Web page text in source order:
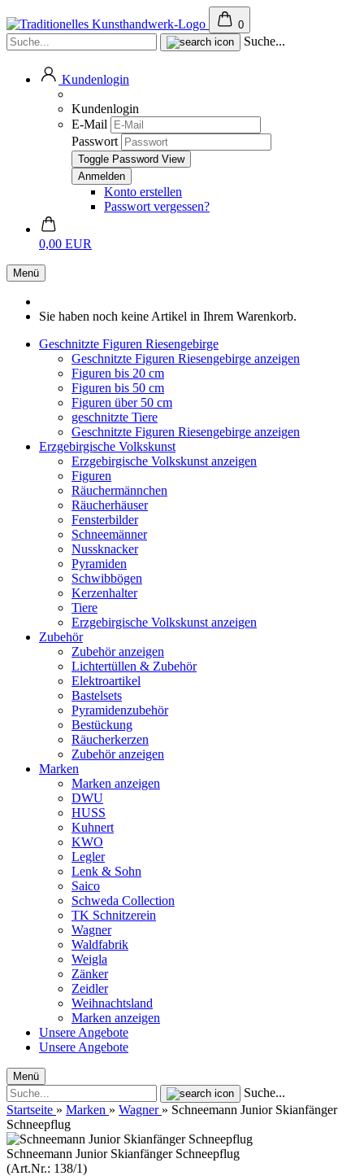
0
Suche...
Kundenlogin
Kundenlogin
E-Mail
Passwort
Toggle Password View
Konto erstellen
Passwort vergessen?
0,00 EUR
Menü
Sie haben noch keine Artikel in Ihrem Warenkorb.
Geschnitzte Figuren Riesengebirge
Geschnitzte Figuren Riesengebirge anzeigen
Figuren bis 20 cm
Figuren bis 50 cm
Figuren über 50 cm
geschnitzte Tiere
Geschnitzte Figuren Riesengebirge anzeigen
Erzgebirgische Volkskunst
Erzgebirgische Volkskunst anzeigen
Figuren
Räuchermännchen
Räucherhäuser
Fensterbilder
Schneemänner
Nussknacker
Pyramiden
Schwibbögen
Kerzenhalter
Tiere
Erzgebirgische Volkskunst anzeigen
Zubehör
Zubehör anzeigen
Lichtertüllen & Zubehör
Elektroartikel
Bastelsets
Pyramidenzubehör
Bestückung
Räucherkerzen
Zubehör anzeigen
Marken
Marken anzeigen
DWU
HUSS
Kuhnert
KWO
Legler
Lenk & Sohn
Saico
Schweda Collection
TK Schnitzerein
Wagner
Waldfabrik
Weigla
Zänker
Zeidler
Weihnachtsland
Marken anzeigen
Unsere Angebote
Unsere Angebote
Menü
Suche...
Startseite » Marken » Wagner » Schneemann Junior Skianfänger
Schneepflug
Schneemann Junior Skianfänger Schneepflug
(Art.Nr.: 138/1)